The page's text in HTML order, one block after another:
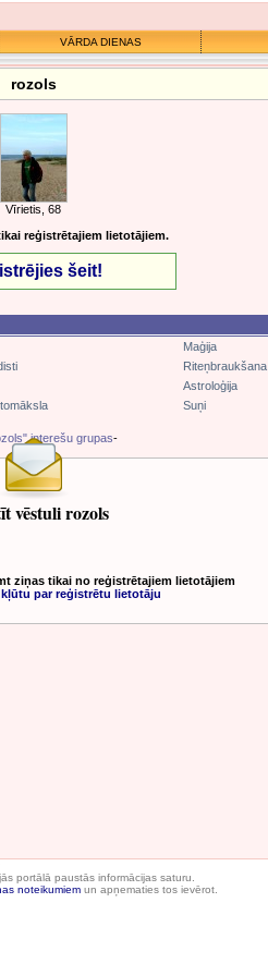
VĀRDA DIENAS
rozols
Vīrietis, 68
reģistrētajiem lietotājiem.
šeit!
Maģija
Riteņbraukšana
Astroloģija
Suņi
interešu grupas-
vēstuli rozols
ziņas tikai no reģistrētajiem lietotājiem
par reģistrētu lietotāju
portālā paustās informācijas saturu.
noteikumiem un apņematies tos ievērot.